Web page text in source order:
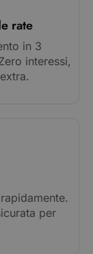
rate
in 3
interessi,
per